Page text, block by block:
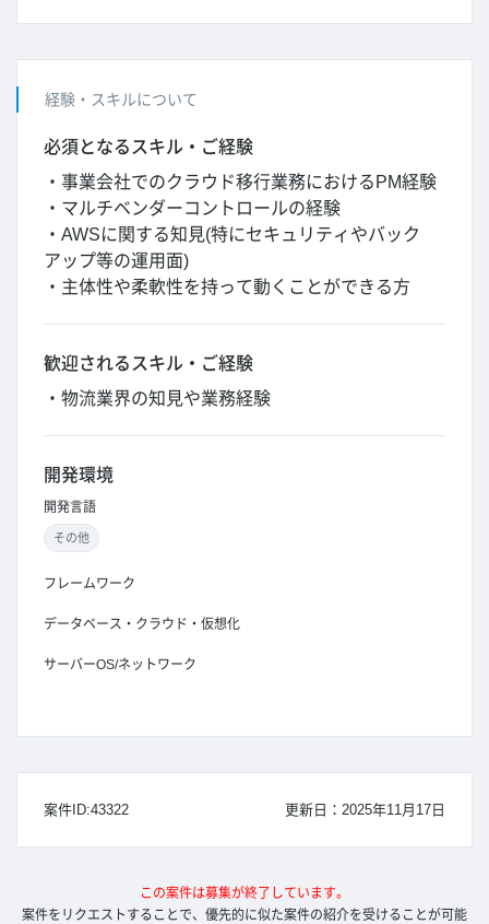
経験・スキルについて
必須となるスキル・ご経験
・事業会社でのクラウド移行業務におけるPM経験
・マルチベンダーコントロールの経験
・AWSに関する知見(特にセキュリティやバック
アップ等の運用面)
・主体性や柔軟性を持って動くことができる方
歓迎されるスキル・ご経験
・物流業界の知見や業務経験
開発環境
開発言語
その他
フレームワーク
データベース・クラウド・仮想化
サーバーOS/ネットワーク
更新日：2025年11月17日
案件ID:43322
この案件は募集が終了しています。
案件をリクエストすることで、優先的に似た案件の紹介を受けることが可能